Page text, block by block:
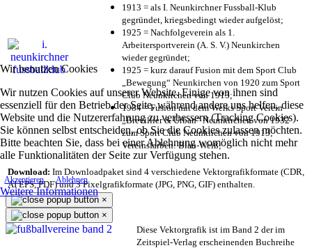
Wir benutzen Cookies
Wir nutzen Cookies auf unserer Website. Einige von ihnen sind
essenziell für den Betrieb der Seite, während andere uns helfen, diese
Website und die Nutzererfahrung zu verbessern (Tracking Cookies).
Sie können selbst entscheiden, ob Sie die Cookies zulassen möchten.
Bitte beachten Sie, dass bei einer Ablehnung womöglich nicht mehr
alle Funktionalitäten der Seite zur Verfügung stehen.
Akzeptieren Ablehnen
Weitere Informationen
1913 = als I. Neunkirchner Fussball-Klub
gegründet, kriegsbedingt wieder aufgelöst;
1925 = Nachfolgeverein als 1.
Arbeitersportverein (A. S. V.) Neunkirchen
wieder gegründet;
1925 = kurz darauf Fusion mit dem Sport Club
„Bewegung“ Neunkirchen von 1920 zum Sport
Club Neunkirchen von 1913;
1984 = Fusion mit dem Werks Sport Verein
„Brevillier & Urban“ Neunkirchen von 1932
zum Sport Club Neunkirchen von 1913;
Vereinsfarben: Blau-Weiß;
Download: Im Downloadpaket sind 4 verschiedene Vektorgrafikformate (CDR,
AI EPS, PDF) und 3 Pixelgrafikformate (JPG, PNG, GIF) enthalten.
×
×
Diese Vektorgrafik ist im Band 2 der im
Zeitspiel-Verlag erscheinenden Buchreihe